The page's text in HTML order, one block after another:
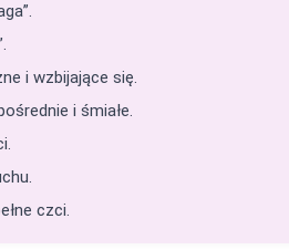
i wzbijające się.
i śmiałe.
czci.